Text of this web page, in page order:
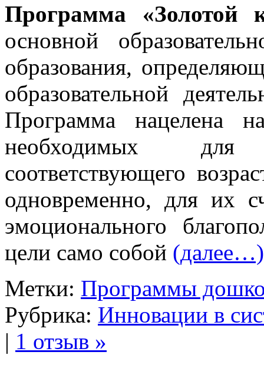
Программа «Золотой
основной
образования,
образовательной
Программа нацелена
необходимых для
соответствующего
одновременно, для их
эмоционального
цели само собой (далее…)
Метки: Программы
Рубрика: Инновации в
| 1 отзыв »